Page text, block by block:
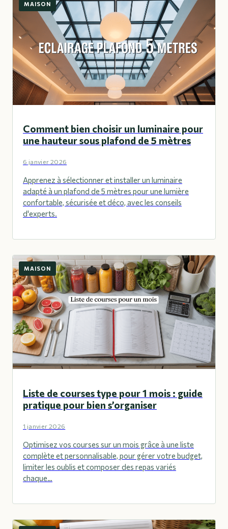
MAISON
Comment bien choisir un luminaire pour
une hauteur sous plafond de 5 mètres
6 janvier 2026
Apprenez à sélectionner et installer un luminaire
adapté à un plafond de 5 mètres pour une lumière
confortable, sécurisée et déco, avec les conseils
d'experts.
MAISON
Liste de courses type pour 1 mois : guide
pratique pour bien s’organiser
1 janvier 2026
Optimisez vos courses sur un mois grâce à une liste
complète et personnalisable, pour gérer votre budget,
limiter les oublis et composer des repas variés
chaque…